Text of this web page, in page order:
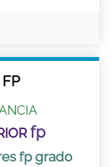
fp
fp grado